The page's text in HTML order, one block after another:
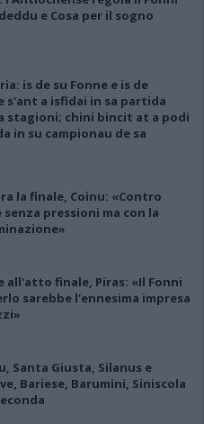
e Cosa per il sogno
is de su Fonne e is de
s'ant a isfidai in sa partida
stagioni; chini bincit at a podi
in su campionau de sa
la finale, Coinu: «Contro
pressioni ma con la
all'atto finale, Piras: «Il Fonni
sarebbe l'ennesima impresa
Santa Giusta, Silanus e
Bariese, Barumini, Siniscola